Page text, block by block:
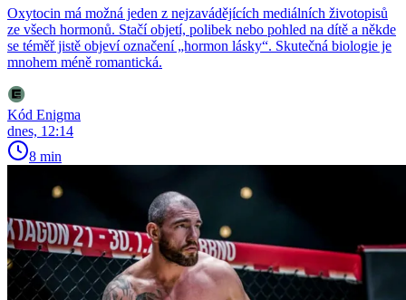
Oxytocin má možná jeden z nejzavádějících mediálních životopisů
ze všech hormonů. Stačí objetí, polibek nebo pohled na dítě a někde
se téměř jistě objeví označení „hormon lásky“. Skutečná biologie je
mnohem méně romantická.
Kód Enigma
dnes, 12:14
8 min